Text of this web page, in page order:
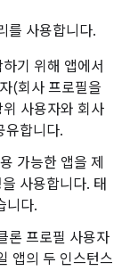
를 사용합니다.
기 위해 앱에서
(회사 프로필을
사용자와 회사
유합니다.
가능한 앱을 제
사용합니다. 태
니다.
론 프로필 사용자
앱의 두 인스턴스